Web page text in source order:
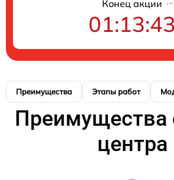
Конец акции
01:13:42
Преимущества Этапы работ
Преимущества
центра